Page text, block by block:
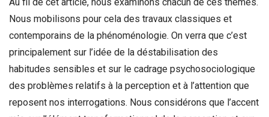
Nous mobilisons pour cela des travaux classiques et
contemporains de la phénoménologie. On verra que c’est
principalement sur l’idée de la déstabilisation des
habitudes sensibles et sur le cadrage psychosociologique
des problèmes relatifs à la perception et à l’attention que
reposent nos interrogations. Nous considérons que l’accent